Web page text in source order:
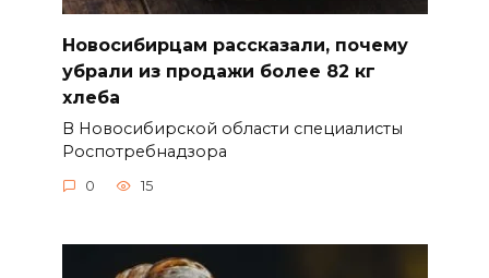
Новосибирцам рассказали, почему
убрали из продажи более 82 кг
хлеба
В Новосибирской области специалисты
Роспотребнадзора
0 15